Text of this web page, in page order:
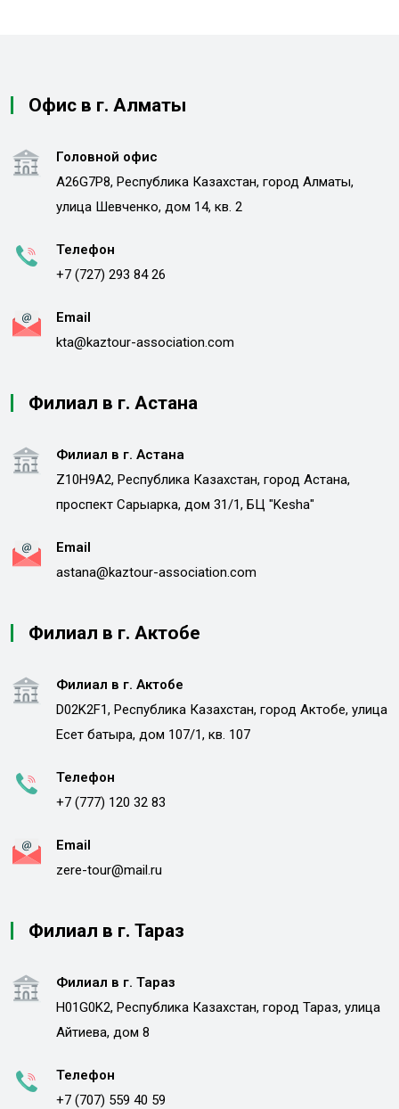
Офис в г. Алматы
Головной офис
A26G7P8, Республика Казахстан, город Алматы,
улица Шевченко, дом 14, кв. 2
Телефон
+7 (727) 293 84 26
Email
kta@kaztour-association.com
Филиал в г. Астана
Филиал в г. Астана
Z10H9A2, Республика Казахстан, город Астана,
проспект Сарыарка, дом 31/1, БЦ "Kesha"
Email
astana@kaztour-association.com
Филиал в г. Актобе
Филиал в г. Актобе
D02K2F1, Республика Казахстан, город Актобе, улица
Есет батыра, дом 107/1, кв. 107
Телефон
+7 (777) 120 32 83
Email
zere-tour@mail.ru
Филиал в г. Тараз
Филиал в г. Тараз
H01G0K2, Республика Казахстан, город Тараз, улица
Айтиева, дом 8
Телефон
+7 (707) 559 40 59